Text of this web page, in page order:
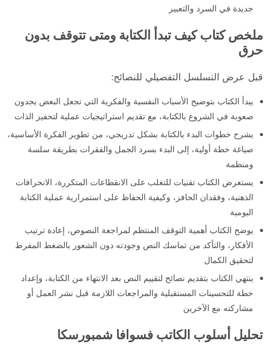
جديدة في السرد والتعبير
ملخص كتاب كيف تبدأ الكتابة ومتى تتوقف بدون
حرق
قبل عرض التسلسل التفصيلي للنصائح:
يبدأ الكتاب بتوضيح الأسباب النفسية والفكرية التي تجعل البعض يجدون
صعوبة في الشروع بالكتابة، مع تقديم استراتيجيات عملية لتحفيز الذات
يشرح خطوات البدء بالكتابة بشكل تدريجي، من تطوير الفكرة الأساسية،
صياغة خطة أولية، إلى البدء بسرد الجمل والفقرات بطريقة سلسة
ومنظمة
يستعرض الكتاب تقنيات للتغلب على الانقطاعات المتكررة، الانحرافات
الذهنية، وفقدان الحافز، وكيفية الحفاظ على استمرارية عملية الكتابة
اليومية
يوضح الكتاب أهمية التوقف المنتظم لمراجعة النصوص، إعادة ترتيب
الأفكار، والتأكد من تماسك النص وجودته دون الشعور بالضغط المفرط
لتحقيق الكمال
ينتهي الكتاب بتقديم نصائح لتقييم النص بعد الانتهاء من الكتابة، وإعداد
خطة للتحسينات المستقبلية والمراجعات اللازمة قبل نشر العمل أو
مشاركته مع الآخرين
تحليل أسلوب الكاتب فسوافا شمبورسكا